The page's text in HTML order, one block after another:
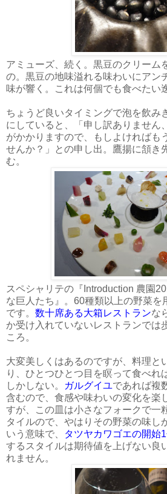
アミューズ、続く。黒豆のクリーム
の。黒豆の地味溢れる味わいにアン
味が響く。これは何個でも食べたい
ちょうど良いタイミングで泡を飲み
にしていると、「申し訳ありません
がかかりますので、もしよければも
せんか？」との申し出。鷹揚に頷き
む。
スペシャリテの『Introduction 農園
な巨人たち』。60種類以上の野菜を
です。 数十席ある大箱レストランな
か受け入れていないレストランでは
ころ。
大変美しくはあるのですが、料理と
り、ひとつひとつ目を瞑って食べれ
しかしない。
ガルグイユであれば複
含むので、食感や味わいの変化を楽
すが、この皿は小さなフォークで一
タイルので、やはりその野菜の味し
いう意味で、
タツヤカワゴエの開始
するスタイルは期待値を上げない良
れません。